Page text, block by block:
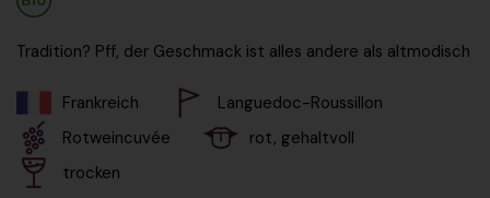
Tradition? Pff, der Geschmack ist alles andere als altmodisch
Frankreich
Languedoc-Roussillon
Rotweincuvée
rot, gehaltvoll
trocken